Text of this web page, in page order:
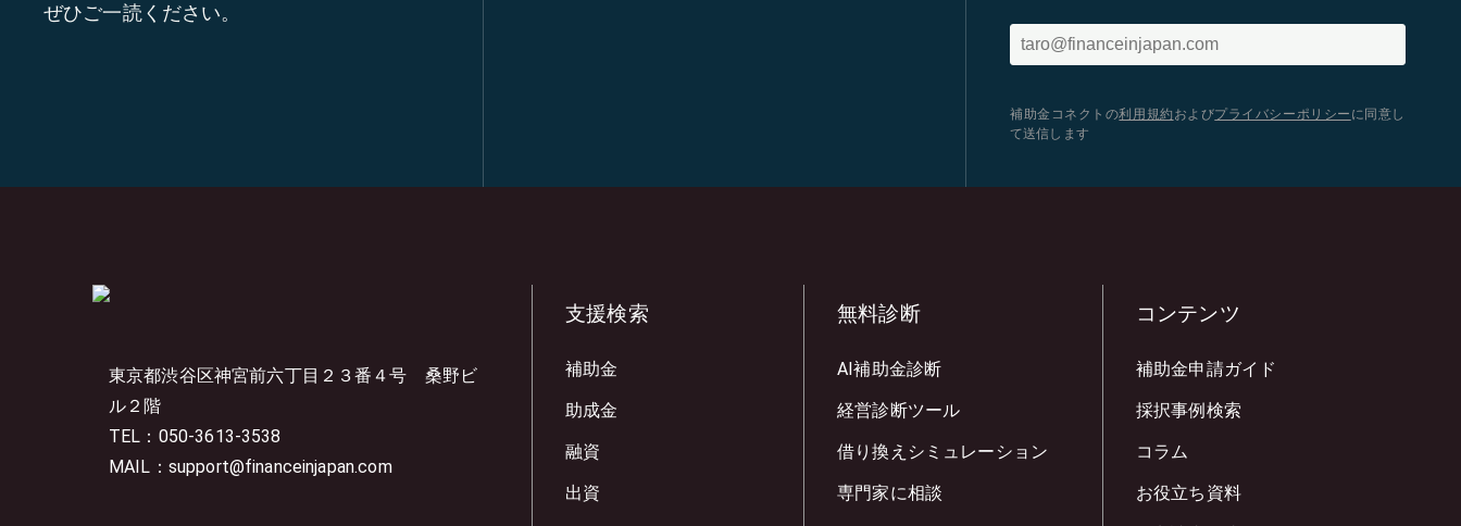
ぜひご一読ください。
補助金コネクトの利用規約 およびプライバシーポリシー に同意し
て送信します
東京都渋谷区神宮前六丁目２３番４号 桑野ビ
ル２階
TEL：050-3613-3538
MAIL：support@financeinjapan.com
支援検索
補助金
助成金
融資
出資
無料診断
AI補助金診断
経営診断ツール
借り換えシミュレーション
専門家に相談
コンテンツ
補助金申請ガイド
採択事例検索
コラム
お役立ち資料